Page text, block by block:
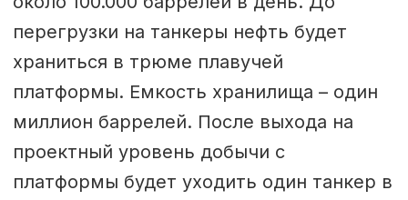
перегрузки на танкеры нефть будет
храниться в трюме плавучей
платформы. Емкость хранилища – один
миллион баррелей. После выхода на
проектный уровень добычи с
платформы будет уходить один танкер в